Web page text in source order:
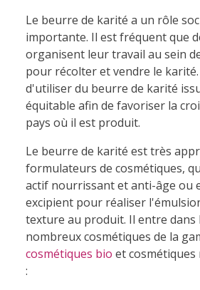
Le beurre de karité a un rôle
importante. Il est fréquent que
organisent leur travail au sein
pour récolter et vendre le
d'utiliser du beurre de karité
équitable afin de favoriser la
pays où il est produit.
Le beurre de karité est très
formulateurs de cosmétiques,
actif nourrissant et anti-âge ou
excipient pour réaliser
texture au produit. Il entre dans
nombreux cosmétiques de la
cosmétiques bio et
: